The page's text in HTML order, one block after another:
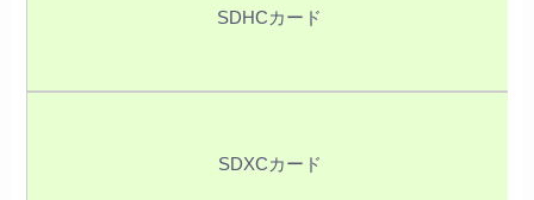
SDHCカード
SDXCカード